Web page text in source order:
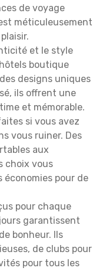
de voyage
méticuleusement
et le style
boutique
designs uniques
ils offrent une
et mémorable.
si vous avez
vous ruiner. Des
aux
choix vous
pour de
pour chaque
garantissent
bonheur. Ils
de clubs pour
pour tous les